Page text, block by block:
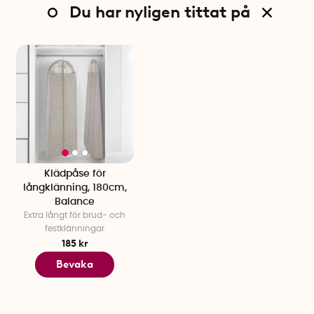
Du har nyligen tittat på
Klädpåse för
långklänning, 180cm,
Balance
Extra långt för brud- och
festklänningar
185 kr
Bevaka